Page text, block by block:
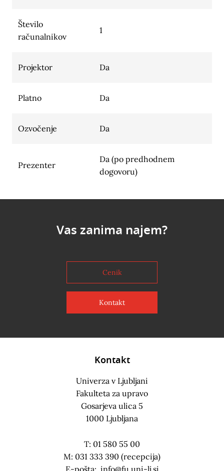
Število
računalnikov
1
Projektor Da
Platno Da
Ozvočenje Da
Prezenter
Da (po predhodnem
dogovoru)
Vas zanima najem?
Cenik
Kontakt
Kontakt
Univerza v Ljubljani
Fakulteta za upravo
Gosarjeva ulica 5
1000 Ljubljana
T: 01 580 55 00
M: 031 333 390 (recepcija)
E-pošta: info@fu.uni-lj.si